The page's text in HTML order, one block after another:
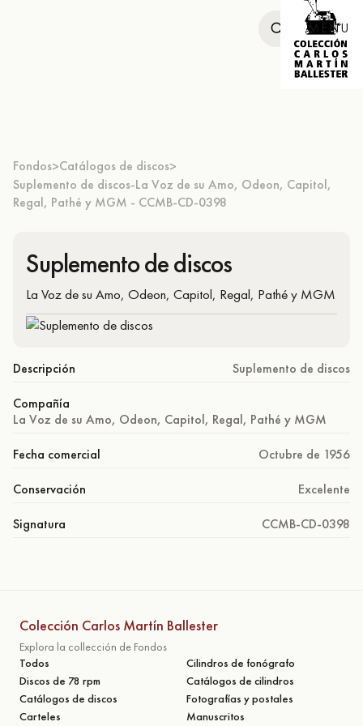
MENU
Fondos>Catálogos de discos>
Suplemento de discos-La Voz de su Amo, Odeon, Capitol,
Regal, Pathé y MGM - CCMB-CD-0398
Suplemento de discos
La Voz de su Amo, Odeon, Capitol, Regal, Pathé y MGM
Descripción Suplemento de discos
Compañía
La Voz de su Amo, Odeon, Capitol, Regal, Pathé y MGM
Fecha comercial Octubre de 1956
Conservación Excelente
Signatura CCMB-CD-0398
Colección Carlos Martín Ballester
Explora la collección de Fondos
Todos
Cilindros de fonógrafo
Discos de 78 rpm
Catálogos de cilindros
Catálogos de discos
Fotografías y postales
Carteles
Manuscritos